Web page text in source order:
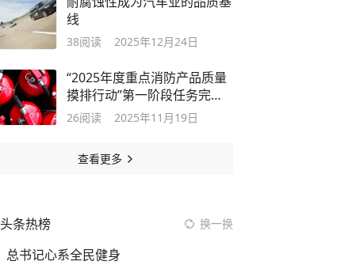
线
38阅读 2025年12月24日
“2025年度重点消防产品质量
摸排行动”第一阶段任务完
成：消防应急灯具产品不能不
26阅读 2025年11月19日
查看更多
头条热榜 换一换
总书记心系全民健身